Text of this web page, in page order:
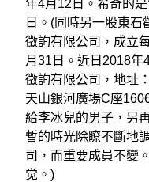
年4月12日。希奇的
日。(同時另一股東
徵詢有限公司，成立
月31日。近日2018年
徵詢有限公司，地址
天山銀河廣場C座
給李冰兒的男子，另
暫的時光除瞭不斷地
司，而重要成員不變
觉。)